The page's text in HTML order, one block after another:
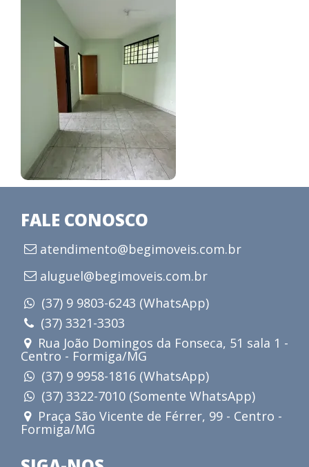
FALE CONOSCO
atendimento@begimoveis.com.br
aluguel@begimoveis.com.br
(37) 9 9803-6243 (WhatsApp)
(37) 3321-3303
Rua João Domingos da Fonseca, 51 sala 1 -
Centro - Formiga/MG
(37) 9 9958-1816 (WhatsApp)
(37) 3322-7010 (Somente WhatsApp)
Praça São Vicente de Férrer, 99 - Centro -
Formiga/MG